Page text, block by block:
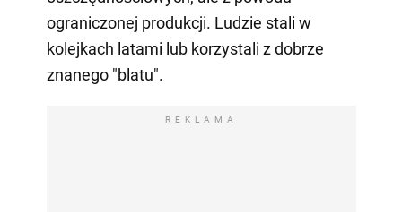
ograniczonej produkcji. Ludzie stali w
kolejkach latami lub korzystali z dobrze
znanego "blatu".
REKLAMA